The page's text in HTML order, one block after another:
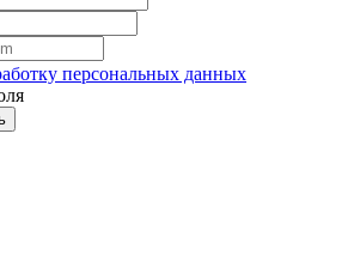
персональных данных